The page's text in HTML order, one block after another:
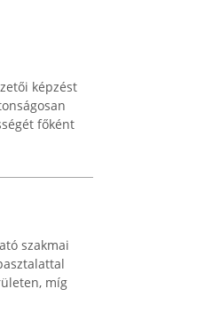
képzést
főként
szakmai
míg